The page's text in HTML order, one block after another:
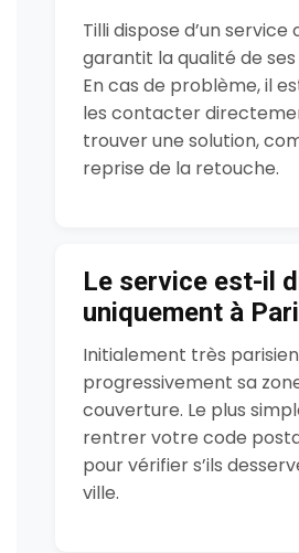
Tilli dispose d’un service
garantit la qualité de
En cas de problème, il
les contacter
trouver une solution,
reprise de la retouche.
Le service est-il
uniquement à
Initialement très
progressivement sa
couverture. Le plus
rentrer votre code
pour vérifier s’ils
ville.